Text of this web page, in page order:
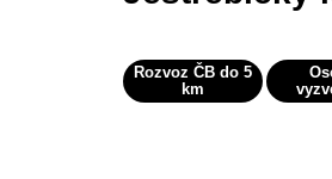
Rozvoz ČB do 5
km